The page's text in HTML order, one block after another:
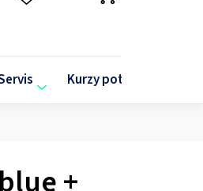
NÁKUPNÍ
KOŠÍK
Kurzy potápění
+